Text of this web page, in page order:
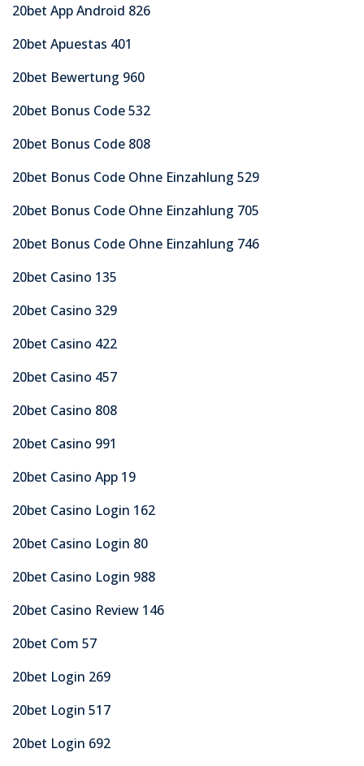
20bet App Android 826
20bet Apuestas 401
20bet Bewertung 960
20bet Bonus Code 532
20bet Bonus Code 808
20bet Bonus Code Ohne Einzahlung 529
20bet Bonus Code Ohne Einzahlung 705
20bet Bonus Code Ohne Einzahlung 746
20bet Casino 135
20bet Casino 329
20bet Casino 422
20bet Casino 457
20bet Casino 808
20bet Casino 991
20bet Casino App 19
20bet Casino Login 162
20bet Casino Login 80
20bet Casino Login 988
20bet Casino Review 146
20bet Com 57
20bet Login 269
20bet Login 517
20bet Login 692